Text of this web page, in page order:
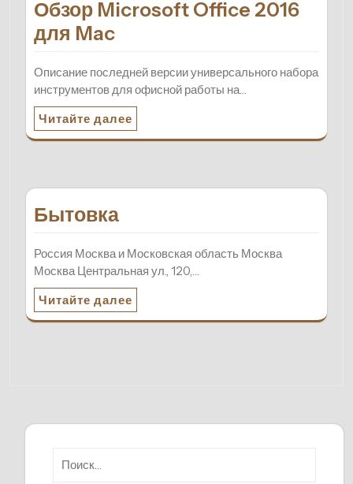
Обзор Microsoft Office 2016
для Mac
Описание последней версии универсального набора
инструментов для офисной работы на…
Читайте далее
Бытовка
Россия Москва и Московская область Москва
Москва Центральная ул., 120,…
Читайте далее